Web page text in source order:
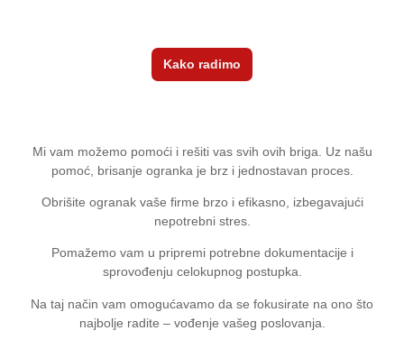
Kako radimo
Mi vam možemo pomoći i rešiti vas svih ovih briga. Uz našu
pomoć, brisanje ogranka je brz i jednostavan proces.
Obrišite ogranak vaše firme brzo i efikasno, izbegavajući
nepotrebni stres.
Pomažemo vam u pripremi potrebne dokumentacije i
sprovođenju celokupnog postupka.
Na taj način vam omogućavamo da se fokusirate na ono što
najbolje radite – vođenje vašeg poslovanja.